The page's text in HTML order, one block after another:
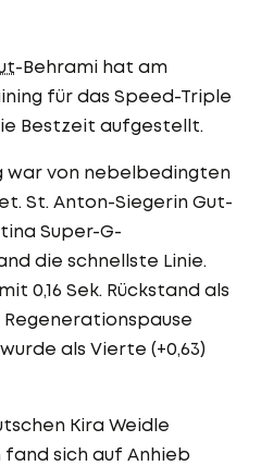
-Behrami hat am
für das Speed-Triple
Bestzeit aufgestellt.
war von nebelbedingten
St. Anton-Siegerin Gut-
Super-G-
die schnellste Linie.
0,16 Sek. Rückstand als
wurde als Vierte (+0,63)
Kira Weidle
sich auf Anhieb